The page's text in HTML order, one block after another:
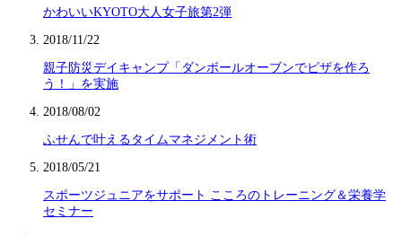
かわいいKYOTO大人女子旅第2弾
2018/11/22
親子防災デイキャンプ「ダンボールオーブンでピザを作ろ
う！」を実施
2018/08/02
ふせんで叶えるタイムマネジメント術
2018/05/21
スポーツジュニアをサポート こころのトレーニング＆栄養学
セミナー